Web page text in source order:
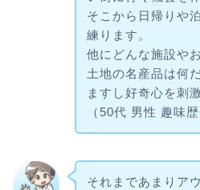
そこから日帰りや
練ります。
他にどんな施設や
土地の名産品は何
ますし好奇心を刺
（50代 男性 趣味歴
それまであまりア